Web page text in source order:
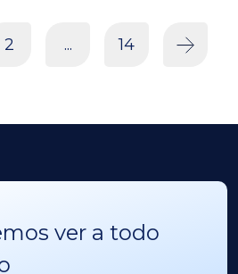
2 ... 14
ver a todo